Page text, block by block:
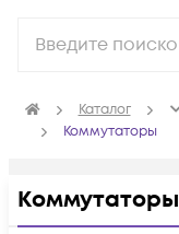
Каталог
Коммутаторы
Коммутаторы